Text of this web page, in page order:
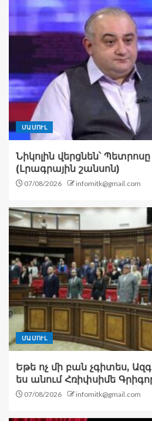
ՄԱՄՈՒԼ
Նիկոլին վերցնեն՝
(Լրագրային շանսոն)
07/08/2026 infomitk@gmail.com
ՄԱՄՈՒԼ
Եթե ոչ մի բան չգիտես,
ես անում Հռիփսիմե
07/08/2026 infomitk@gmail.com